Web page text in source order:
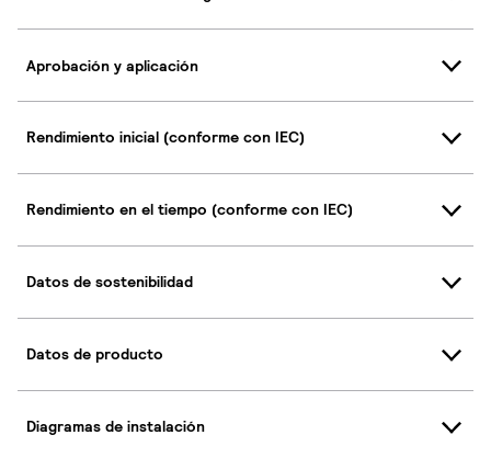
Aprobación y aplicación
Rendimiento inicial (conforme con IEC)
Rendimiento en el tiempo (conforme con IEC)
Datos de sostenibilidad
Datos de producto
Diagramas de instalación